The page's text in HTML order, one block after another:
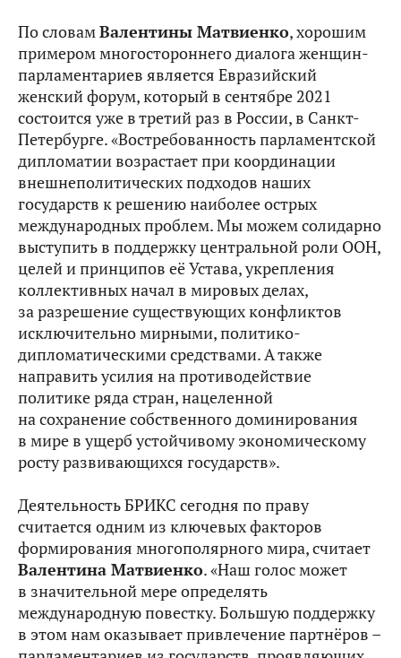
По словамВалентины Матвиенко, хорошим
примером многостороннего диалога женщин-
парламентариев является Евразийский
женский форум, который в сентябре 2021
состоится уже в третий раз в России, в Санкт-
Петербурге. «Востребованность парламентской
дипломатии возрастает при координации
внешнеполитических подходов наших
государств к решению наиболее острых
международных проблем. Мы можем солидарно
выступить в поддержку центральной роли ООН,
целей и принципов её Устава, укрепления
коллективных начал в мировых делах,
за разрешение существующих конфликтов
исключительно мирными, политико-
дипломатическими средствами. А также
направить усилия на противодействие
политике ряда стран, нацеленной
на сохранение собственного доминирования
в мире в ущерб устойчивому экономическому
росту развивающихся государств».
Деятельность БРИКС сегодня по праву
считается одним из ключевых факторов
формирования многополярного мира, считает
Валентина Матвиенко. «Наш голос может
в значительной мере определять
международную повестку. Большую поддержку
в этом нам оказывает привлечение партнёров –